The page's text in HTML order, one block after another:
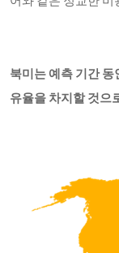
북미는 예측 기간 동
유율을 차지할 것으